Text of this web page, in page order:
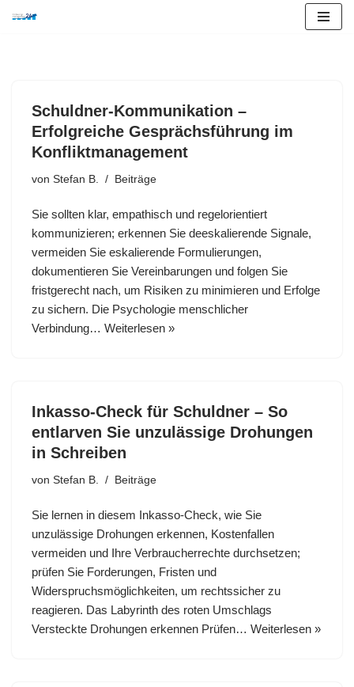
Schuldner-Kommunikation –
Erfolgreiche Gesprächsführung im
Konfliktmanagement
von Stefan B. Beiträge
Sie sollten klar, empathisch und regelorientiert
kommunizieren; erkennen Sie deeskalierende Signale,
vermeiden Sie eskalierende Formulierungen,
dokumentieren Sie Vereinbarungen und folgen Sie
fristgerecht nach, um Risiken zu minimieren und Erfolge
zu sichern. Die Psychologie menschlicher
Verbindung… Weiterlesen »
Inkasso-Check für Schuldner – So
entlarven Sie unzulässige Drohungen
in Schreiben
von Stefan B. Beiträge
Sie lernen in diesem Inkasso-Check, wie Sie
unzulässige Drohungen erkennen, Kostenfallen
vermeiden und Ihre Verbraucherrechte durchsetzen;
prüfen Sie Forderungen, Fristen und
Widerspruchsmöglichkeiten, um rechtssicher zu
reagieren. Das Labyrinth des roten Umschlags
Versteckte Drohungen erkennen Prüfen… Weiterlesen »